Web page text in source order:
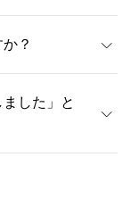
？
した」と